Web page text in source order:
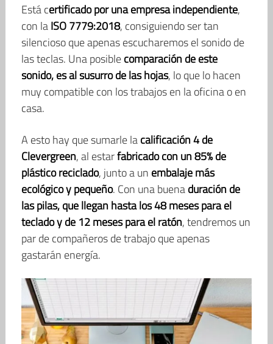
Está certificado por una empresa independiente,
con laISO 7779:2018, consiguiendo ser tan
silencioso que apenas escucharemos el sonido de
las teclas. Una posiblecomparación de este
sonido, es al susurro de las hojas, lo que lo hacen
muy compatible con los trabajos en la oficina o en
casa.
A esto hay que sumarle lacalificación 4 de
Clevergreen, al estarfabricado con un 85% de
plástico reciclado, junto a un embalaje más
ecológico y pequeño. Con una buenaduración de
las pilas, que llegan hasta los 48 meses para el
teclado y de 12 meses para el ratón, tendremos un
par de compañeros de trabajo que apenas
gastarán energía.